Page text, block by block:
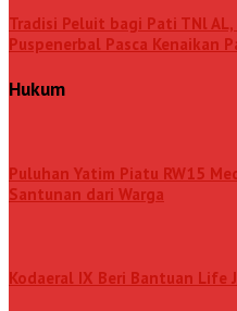
Tradisi Peluit bagi Pati TNl
Puspenerbal Pasca Kenaikan
Hukum
Puluhan Yatim Piatu RW15
Santunan dari Warga
Kodaeral IX Beri Bantuan Life